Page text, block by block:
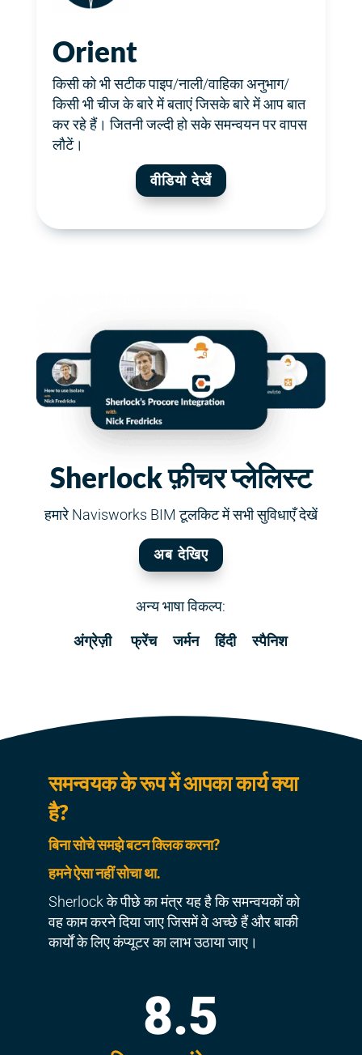
Orient
किसी को भी सटीक पाइप/नाली/वाहिका अनुभाग/
किसी भी चीज के बारे में बताएं जिसके बारे में आप बात
कर रहे हैं। जितनी जल्दी हो सके समन्वयन पर वापस
लौटें।
वीडियो देखें
Sherlock फ़ीचर प्लेलिस्ट
हमारे Navisworks BIM टूलकिट में सभी सुविधाएँ देखें
अब देखिए
अन्य भाषा विकल्प:
अंग्रेज़ी फ्रेंचजर्मनहिंदीस्पैनिश
समन्वयक के रूप में आपका कार्य क्या
है?
बिना सोचे समझे बटन क्लिक करना?
हमने ऐसा नहीं सोचा था.
Sherlock के पीछे का मंत्र यह है कि समन्वयकों को
वह काम करने दिया जाए जिसमें वे अच्छे हैं और बाकी
कार्यों के लिए कंप्यूटर का लाभ उठाया जाए।
8.5